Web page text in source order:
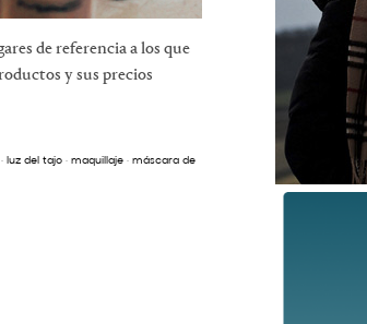
de referencia a los que
y sus precios
· luz del tajo · maquillaje · máscara de